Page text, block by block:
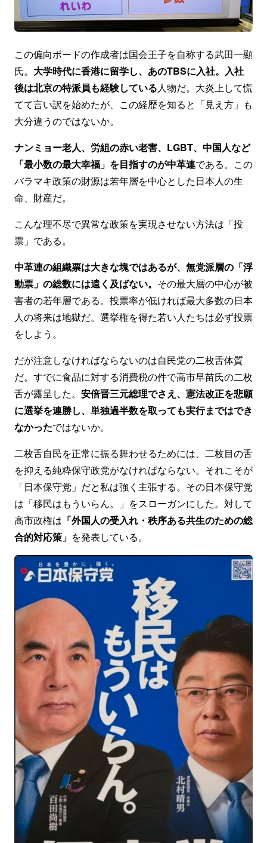
この偏向ボードの作成者は国会王子を自称する武田一顯
氏。 大学時代に香港に留学し、あのTBSに入社。入社
後は北京の特派員も経験している人物だ。大炎上して慌
てて言い訳を始めたが、この経歴を知ると「見え方」も
大分違うのではないか。
ナンミョー老人、労組の赤い老害、LGBT、中国人など
「最小数の最大幸福」を目指すのが中革連である。この
バラマキ政策の財源は若年層を中心とした日本人の生
命、財産だ。
こんな理不尽で異常な政策を実現させない方法は「投
票」である。
中革連の組織票は大きな塊ではあるが、無党派層の「浮
動票」の総数には遠く及ばない。 その最大層の中心が被
害者の若年層である。投票率が低ければ最大多数の日本
人の将来は地獄だ。選挙権を得た若い人たちは必ず投票
をしよう。
だが注意しなければならないのは自民党の二枚舌体質
だ。すでに食品に対する消費税の件で高市早苗氏の二枚
舌が露呈した。 安倍晋三元総理でさえ、憲法改正を悲願
に選挙を連勝し、単独過半数を取っても実行まではでき
なかったではないか。
二枚舌自民を正常に振る舞わせるためには、二枚目の舌
を抑える純粋保守政党がなければならない。それこそが
「日本保守党」だと私は強く主張する。その日本保守党
は「移民はもういらん。」をスローガンにした。対して
高市政権は 「外国人の受入れ・秩序ある共生のための総
合的対応策」 を発表している。